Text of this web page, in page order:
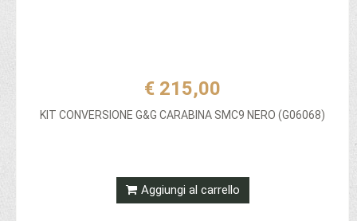
€ 215,00
KIT CONVERSIONE G&G CARABINA SMC9 NERO (G06068)
Aggiungi al carrello